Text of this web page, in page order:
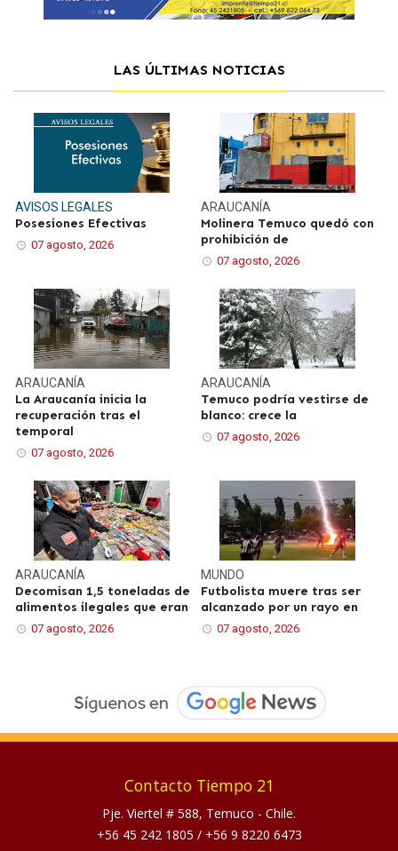
LAS ÚLTIMAS NOTICIAS
AVISOS LEGALES
Posesiones Efectivas
07 agosto, 2026
ARAUCANÍA
Molinera Temuco quedó con
prohibición de
07 agosto, 2026
ARAUCANÍA
La Araucanía inicia la
recuperación tras el
temporal
07 agosto, 2026
ARAUCANÍA
Temuco podría vestirse de
blanco: crece la
07 agosto, 2026
ARAUCANÍA
Decomisan 1,5 toneladas de
alimentos ilegales que eran
07 agosto, 2026
MUNDO
Futbolista muere tras ser
alcanzado por un rayo en
07 agosto, 2026
Contacto Tiempo 21
Pje. Viertel # 588, Temuco - Chile.
+56 45 242 1805 / +56 9 8220 6473